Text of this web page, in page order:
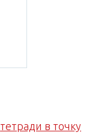
тетради в точку